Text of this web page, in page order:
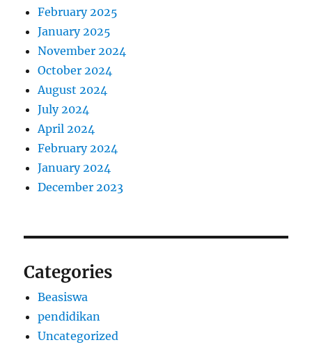
February 2025
January 2025
November 2024
October 2024
August 2024
July 2024
April 2024
February 2024
January 2024
December 2023
Categories
Beasiswa
pendidikan
Uncategorized